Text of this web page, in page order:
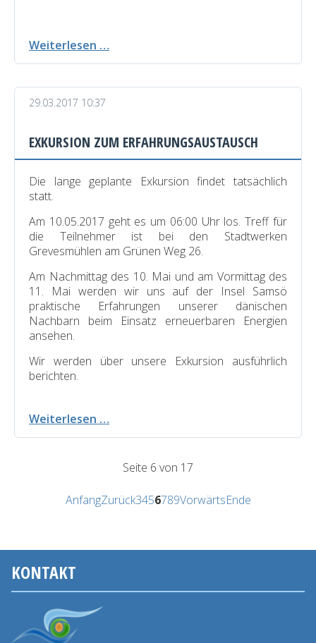
Weiterlesen …
29.03.2017 10:37
EXKURSION ZUM ERFAHRUNGSAUSTAUSCH
Die lange geplante Exkursion findet tatsächlich
statt.
Am 10.05.2017 geht es um 06:00 Uhr los. Treff für
die Teilnehmer ist bei den Stadtwerken
Grevesmühlen am Grünen Weg 26.
Am Nachmittag des 10. Mai und am Vormittag des
11. Mai werden wir uns auf der Insel Samsö
praktische Erfahrungen unserer dänischen
Nachbarn beim Einsatz erneuerbaren Energien
ansehen.
Wir werden über unsere Exkursion ausführlich
berichten.
Weiterlesen …
Seite 6 von 17
AnfangZurück3456789VorwärtsEnde
KONTAKT